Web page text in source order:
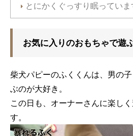
とにかくぐっすり眠っていま
お気に入りのおもちゃで遊
柴犬パピーのふくくんは、男の
ぶのが大好き。
この日も、オーナーさんに楽し
す。